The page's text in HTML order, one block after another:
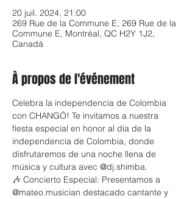
20 juil. 2024, 21:00
269 Rue de la Commune E, 269 Rue de la
Commune E, Montréal, QC H2Y 1J2,
Canadá
À propos de l'événement
Celebra la independencia de Colombia
con CHANGÓ! Te invitamos a nuestra
fiesta especial en honor al día de la
independencia de Colombia, donde
disfrutaremos de una noche llena de
música y cultura avec @dj.shimba.
🎶 Concierto Especial: Presentamos a
@mateo.musician destacado cantante y